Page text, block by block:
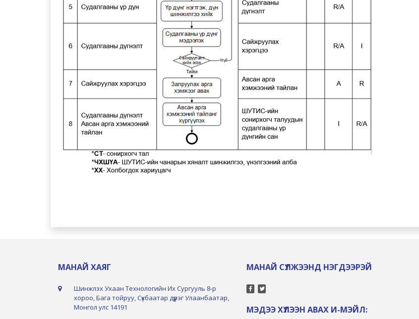
МАНАЙ ХАЯГ
Шинжлэх Ухаан Технологийн Их Сургууль 8-р
хороо, Бага тойруу, Сүхбаатар дүүрэг Улаанбаатар,
Монгол улс 14191
МАНАЙ СҮЛЖЭЭНД НЭГДЭЭРЭЙ
МЭДЭЭ ХҮЛЭЭН АВАХ И-МЭЙЛ: